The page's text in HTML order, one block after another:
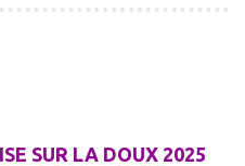
SUR LA DOUX 2025